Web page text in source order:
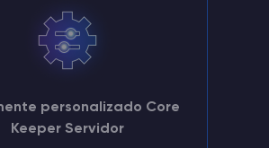
personalizado Core
Keeper Servidor